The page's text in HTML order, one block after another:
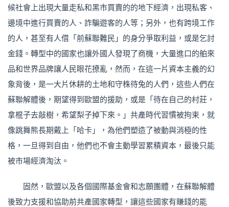
候社會上出現大量走私和黑市買賣的的地下經濟，出現私客、
邊境中進行買賣的人、詐騙遊客的人等；另外，也有跨境工作
的人，甚至有人借「前蘇聯難民」的身分爭取利益，或是乞討
金錢。轉型中的國家也讓外國人發現了商機，大量進口的舶來
品和世界品牌讓人民眼花撩亂，然而，在這一片資本主義的幻
象背後，是一大片休耕的土地和守株待兔的人們，這些人們在
蘇聯解體後，期望得到歐盟的援助，或是「待在自己的村莊，
拿棍子去敲樹，希望梨子掉下來。」共產時代習慣被拘束，就
像跳舞熊長期戴上「哈卡」，為他們塑造了被動與消極的性
格，一旦得到自由，他們也不會主動學習累積資本，最後只能
被市場經濟淘汰。
固然，歐盟以及各個國際基金會和志願團體，在蘇聯解體
後致力支援和協助前共產國家轉型，讓這些國家有賺錢的能